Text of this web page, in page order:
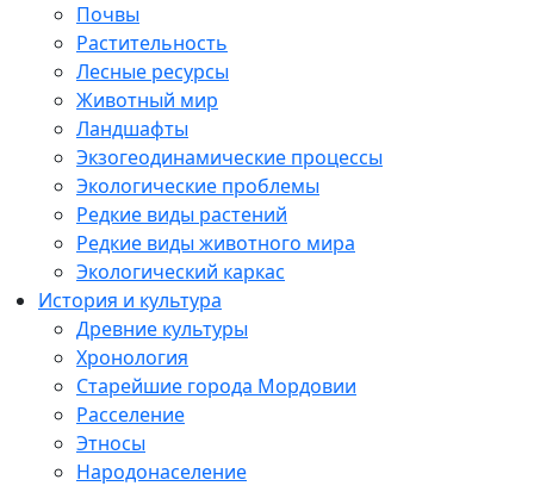
Почвы
Растительность
Лесные ресурсы
Животный мир
Ландшафты
Экзогеодинамические процессы
Экологические проблемы
Редкие виды растений
Редкие виды животного мира
Экологический каркас
История и культура
Древние культуры
Хронология
Старейшие города Мордовии
Расселение
Этносы
Народонаселение